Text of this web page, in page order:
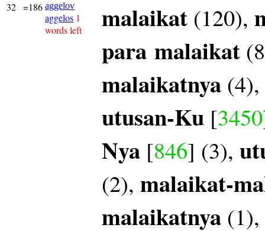
32 =186 aggelov
aggelos 1
words left
malaikat (120),
para malaikat
malaikatnya (4),
utusan-Ku [3450
Nya [846] (3),
(2), malaikat-
malaikatnya (1),